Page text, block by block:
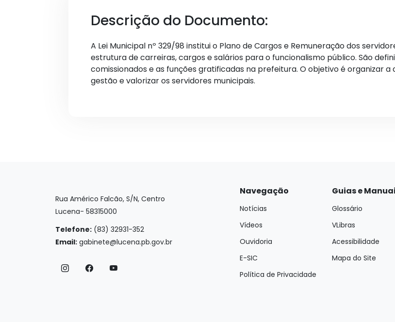
Descrição do Documento:
A Lei Municipal nº 329/98 institui o Plano de Cargos e Remuneração dos
estrutura de carreiras, cargos e salários para o funcionalismo público. São
comissionados e as funções gratificadas na prefeitura. O objetivo é organizar
gestão e valorizar os servidores municipais.
Rua Américo Falcão, S/N, Centro
Lucena- 58315000
Telefone: (83) 32931-352
Email: gabinete@lucena.pb.gov.br
Navegação
Notícias
Vídeos
Ouvidoria
E-SIC
Política de Privacidade
Guias e
Glossário
VLibras
Acessibilidade
Mapa do Site